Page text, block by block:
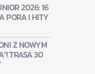
2026: 16
PORA I HITY
Z NOWYM
TRASA 30